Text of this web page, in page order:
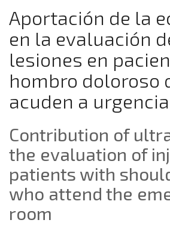
Aportación de la
en la evaluación
lesiones en
hombro doloroso
acuden a
Contribution of
the evaluation of
patients with
who attend the
room